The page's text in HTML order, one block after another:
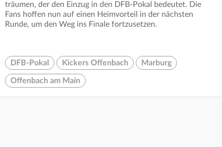
träumen, der den Einzug in den DFB-Pokal bedeutet. Die
Fans hoffen nun auf einen Heimvorteil in der nächsten
Runde, um den Weg ins Finale fortzusetzen.
DFB-Pokal Kickers Offenbach Marburg
Offenbach am Main